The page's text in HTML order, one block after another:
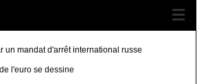
un mandat d'arrêt international russe
l'euro se dessine